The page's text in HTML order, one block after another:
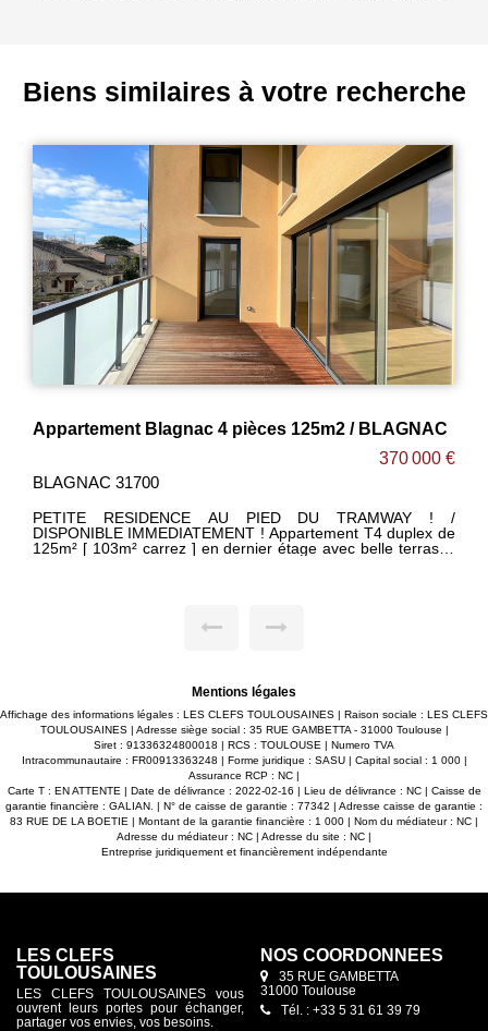
Biens similaires à votre recherche
Appartement Blagnac 4 pièces 125m2 / BLAGNAC
370 000 €
BLAGNAC 31700
PETITE RESIDENCE AU PIED DU TRAMWAY ! /
DISPONIBLE IMMEDIATEMENT ! Appartement T4 duplex de
125m² [ 103m² carrez ] en dernier étage avec belle terrasse
terrasse en bois. -3 grandes chambres de 15m² / 21m² /
en sous-sol avec accès sécurisé. -Belles prestations :
parquet dans tout l'appartement, volets roulants électriques
dans toutes les pièces, placards aménagés, alarme...
Maxime FONTENELLE LES CLEFS TOULOUSAINES
Mentions légales
Affichage des informations légales : LES CLEFS TOULOUSAINES | Raison sociale : LES CLEFS
TOULOUSAINES | Adresse siège social : 35 RUE GAMBETTA - 31000 Toulouse |
Siret : 91336324800018 | RCS : TOULOUSE | Numero TVA
Intracommunautaire : FR00913363248 | Forme juridique : SASU | Capital social : 1 000 |
Assurance RCP : NC |
Carte T : EN ATTENTE | Date de délivrance : 2022-02-16 | Lieu de délivrance : NC | Caisse de
garantie financière : GALIAN. | N° de caisse de garantie : 77342 | Adresse caisse de garantie :
83 RUE DE LA BOETIE | Montant de la garantie financière : 1 000 | Nom du médiateur : NC |
Adresse du médiateur : NC | Adresse du site : NC |
Entreprise juridiquement et financièrement indépendante
LES CLEFS
TOULOUSAINES
LES CLEFS TOULOUSAINES vous
ouvrent leurs portes pour échanger,
partager vos envies, vos besoins.
NOS COORDONNÉES
35 RUE GAMBETTA
31000 Toulouse
Tél. : +33 5 31 61 39 79